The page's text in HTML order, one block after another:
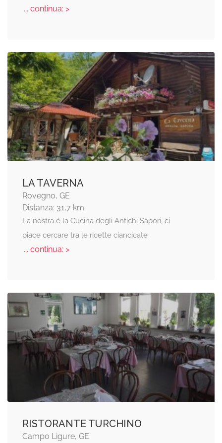
... continua: >
LA TAVERNA
Rovegno, GE
Distanza: 31,7 km
La nostra è la Cucina degli Antichi Sapori, ci
piace cercare tra le ricette ciancicate
... continua: >
RISTORANTE TURCHINO
Campo Ligure, GE